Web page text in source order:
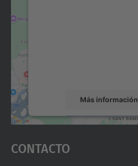
Más información
Aceptar
powered by
Contacto